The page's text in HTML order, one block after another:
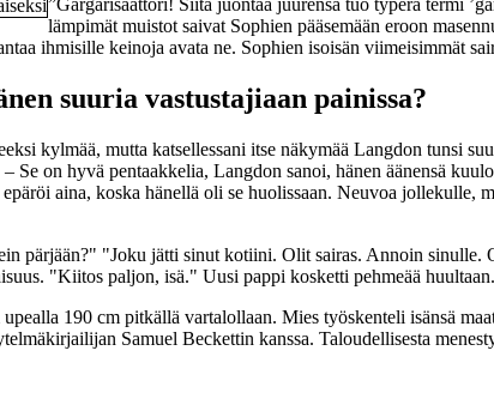
”Gargarisaattori! Siitä juontaa juurensa tuo typerä termi
lämpimät muistot saivat Sophien pääsemään eroon
ihmisille keinoja avata ne. Sophien isoisän viimeisimmät
suuria vastustajiaan painissa?
kylmää, mutta katsellessani itse näkymää Langdon tunsi
Se on hyvä pentaakkelia, Langdon sanoi, hänen äänensä
aina, koska hänellä oli se huolissaan. Neuvoa
pärjään?" "Joku jätti sinut kotiini. Olit sairas. Annoin sinulle.
"Kiitos paljon, isä." Uusi pappi kosketti pehmeää
190 cm pitkällä vartalollaan. Mies työskenteli isänsä
Samuel Beckettin kanssa. Taloudellisesta